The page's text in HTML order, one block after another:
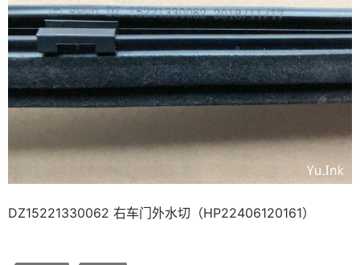
DZ15221330062 右车门外水切（HP22406120161）